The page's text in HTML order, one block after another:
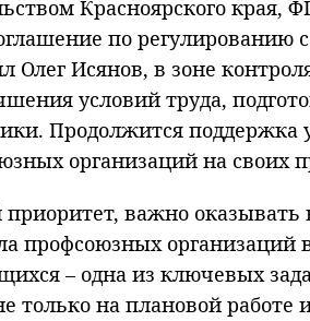
Красноярского края,
по
Олег Исянов, в зоне
условий труда,
Продолжится
организаций на своих
приоритет, важно
профсоюзных организаций
– одна из ключевых
только на плановой